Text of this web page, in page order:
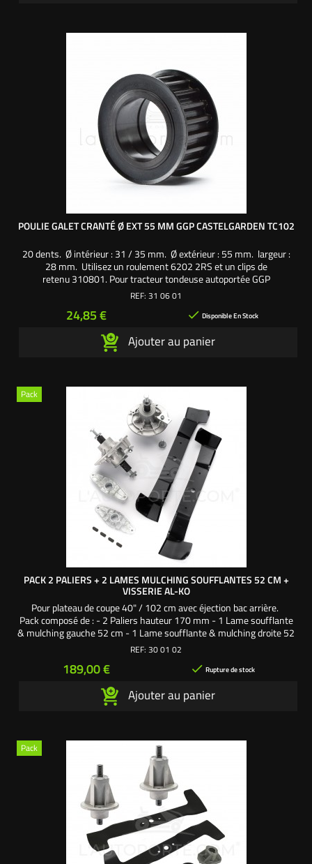
POULIE GALET CRANTÉ Ø EXT 55 MM GGP CASTELGARDEN TC102
20 dents. Ø intérieur : 31 / 35 mm. Ø extérieur : 55 mm. largeur :
28 mm. Utilisez un roulement 6202 2RS et un clips de
retenu 310801. Pour tracteur tondeuse autoportée GGP
Castelgarden TC102.
REF: 31 06 01
Prix
24,85 €  Disponible En Stock
Ajouter au panier
Pack
PACK 2 PALIERS + 2 LAMES MULCHING SOUFFLANTES 52 CM +
VISSERIE AL-KO
Pour plateau de coupe 40" / 102 cm avec éjection bac arrière.
Pack composé de : - 2 Paliers hauteur 170 mm - 1 Lame soufflante
& mulching gauche 52 cm - 1 Lame soufflante & mulching droite 52
cm - 2 Supports de lame - 4 Clavettes ovales Une création
REF: 30 01 02
Prix
189,00 €  Rupture de stock
Ajouter au panier
Pack